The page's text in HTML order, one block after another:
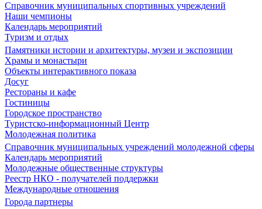
Справочник муниципальных спортивных учреждений
Наши чемпионы
Календарь мероприятий
Туризм и отдых
Памятники истории и архитектуры, музеи и экспозиции
Храмы и монастыри
Объекты интерактивного показа
Досуг
Рестораны и кафе
Гостиницы
Городское пространство
Туристско-информационный Центр
Молодежная политика
Справочник муниципальных учреждений молодежной сферы
Календарь мероприятий
Молодежные общественные структуры
Реестр НКО - получателей поддержки
Международные отношения
Города партнеры